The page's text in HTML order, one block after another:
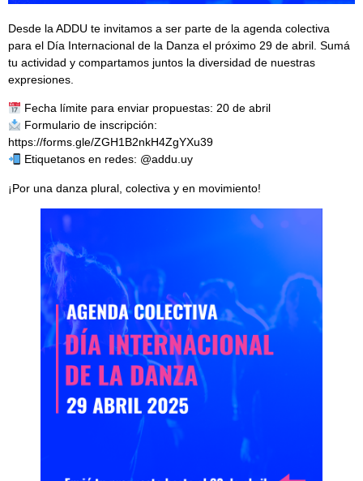
Desde la ADDU te invitamos a ser parte de la agenda colectiva
para el Día Internacional de la Danza el próximo 29 de abril. Sumá
tu actividad y compartamos juntos la diversidad de nuestras
expresiones.​
Fecha límite para enviar propuestas: 20 de abril
Formulario de inscripción:
https://forms.gle/ZGH1B2nkH4ZgYXu39
Etiquetanos en redes: @addu.uy
¡Por una danza plural, colectiva y en movimiento!